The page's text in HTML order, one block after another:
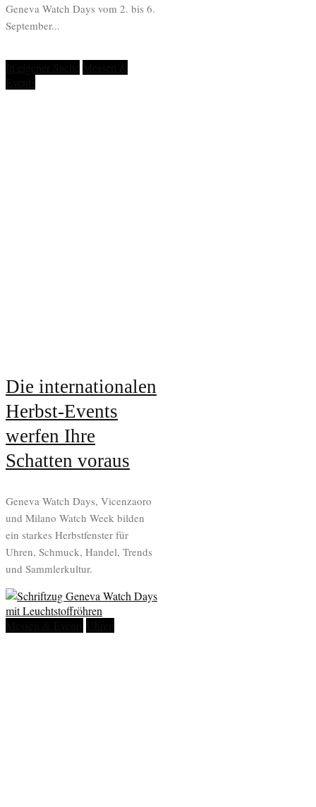
Geneva Watch Days vom 2. bis 6.
September...
Die internationalen
Herbst-Events
werfen Ihre
Schatten voraus
Geneva Watch Days, Vicenzaoro
und Milano Watch Week bilden
ein starkes Herbstfenster für
Uhren, Schmuck, Handel, Trends
und Sammlerkultur.